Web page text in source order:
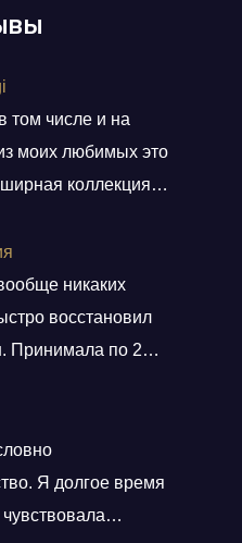
том числе и на
моих любимых это
коллекция
х до редких
оценят
удобная, а
тематике ретро, и
никаких
восстановил
Принимала по 2
снова
сказала, что
можно беременным.
Я долгое время